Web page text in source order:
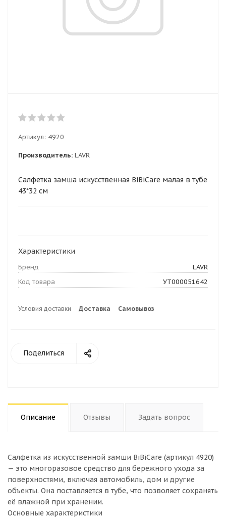
Артикул: 4920
Производитель: LAVR
Салфетка замша искусственная BiBiCare малая в тубе
43*32 см
Характеристики
Бренд
LAVR
Код товара
УТ000051642
Условия доставки Доставка Самовывоз
Поделиться
Описание Отзывы Задать вопрос
Салфетка из искусственной замши BiBiCare (артикул 4920)
— это многоразовое средство для бережного ухода за
поверхностями, включая автомобиль, дом и другие
объекты. Она поставляется в тубе, что позволяет сохранять
её влажной при хранении.
Основные характеристики